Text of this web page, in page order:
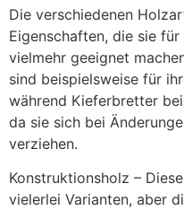
Die verschiedenen
Eigenschaften, die sie
vielmehr geeignet
sind beispielsweise für
während Kieferbretter
da sie sich bei
verziehen.
Konstruktionsholz –
vielerlei Varianten, aber